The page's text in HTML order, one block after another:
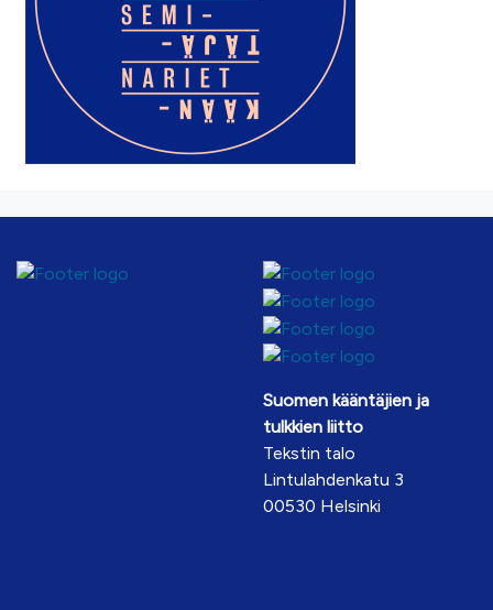
Suomen kääntäjien ja
tulkkien liitto
Tekstin talo
Lintulahdenkatu 3
00530 Helsinki